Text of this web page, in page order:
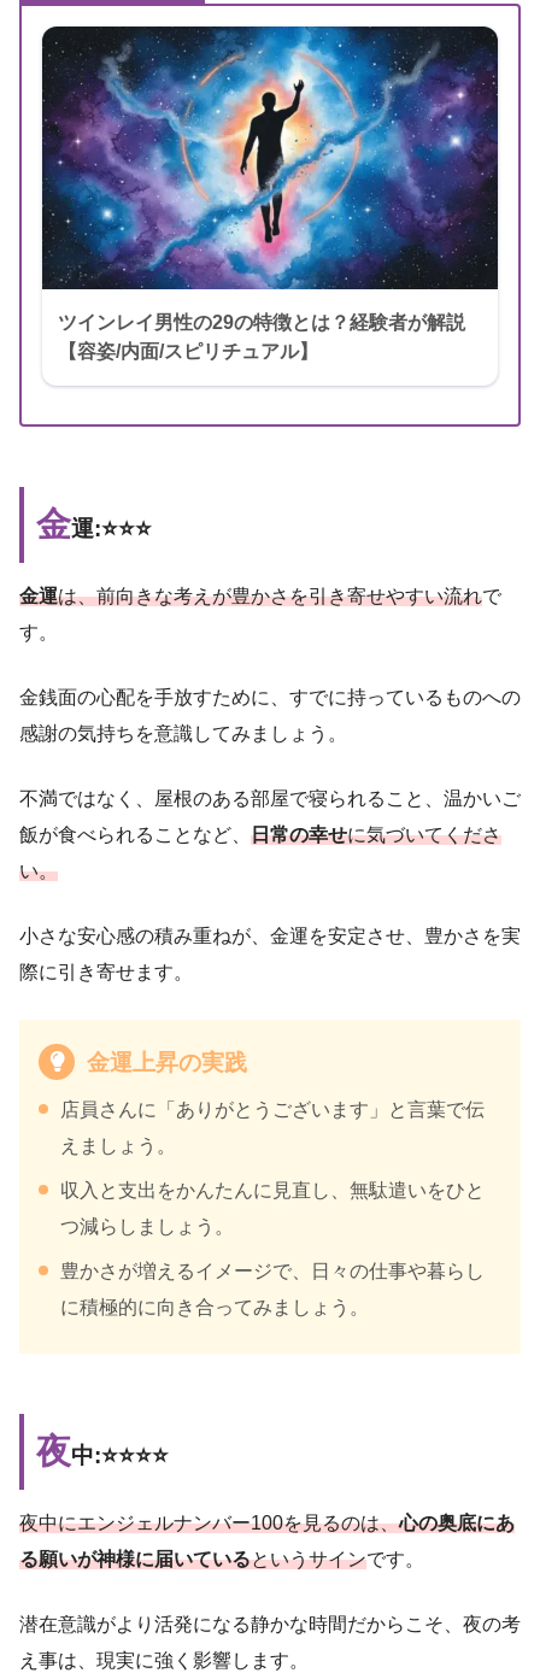
ツインレイ男性の29の特徴とは？経験者が解説
【容姿/内面/スピリチュアル】
金運:⭐️⭐️⭐️
金運は、前向きな考えが豊かさを引き寄せやすい流れで
す。
金銭面の心配を手放すために、すでに持っているものへの
感謝の気持ちを意識してみましょう。
不満ではなく、屋根のある部屋で寝られること、温かいご
飯が食べられることなど、 日常の幸せに気づいてくださ
い。
小さな安心感の積み重ねが、金運を安定させ、豊かさを実
際に引き寄せます。
金運上昇の実践
店員さんに「ありがとうございます」と言葉で伝
えましょう。
収入と支出をかんたんに見直し、無駄遣いをひと
つ減らしましょう。
豊かさが増えるイメージで、日々の仕事や暮らし
に積極的に向き合ってみましょう。
夜中:⭐️⭐️⭐️⭐️
夜中にエンジェルナンバー100を見るのは、心の奥底にあ
る願いが神様に届いているというサインです。
潜在意識がより活発になる静かな時間だからこそ、夜の考
え事は、現実に強く影響します。